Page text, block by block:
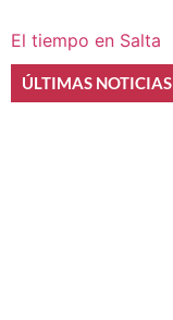
El tiempo en Salta
ÚLTIMAS NOTICIAS